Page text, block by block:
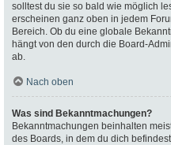
solltest du sie so bald wie möglich
erscheinen ganz oben in jedem
Bereich. Ob du eine globale
hängt von den durch die Board-
ab.
Nach oben
Was sind Bekanntmachungen?
Bekanntmachungen beinhalten
des Boards, in dem du dich